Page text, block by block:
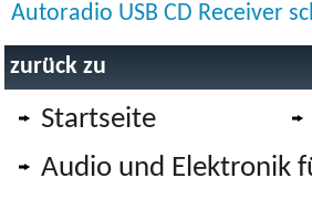
Autoradio USB CD Receiver
zurück zu
Startseite
Audio und Elektronik